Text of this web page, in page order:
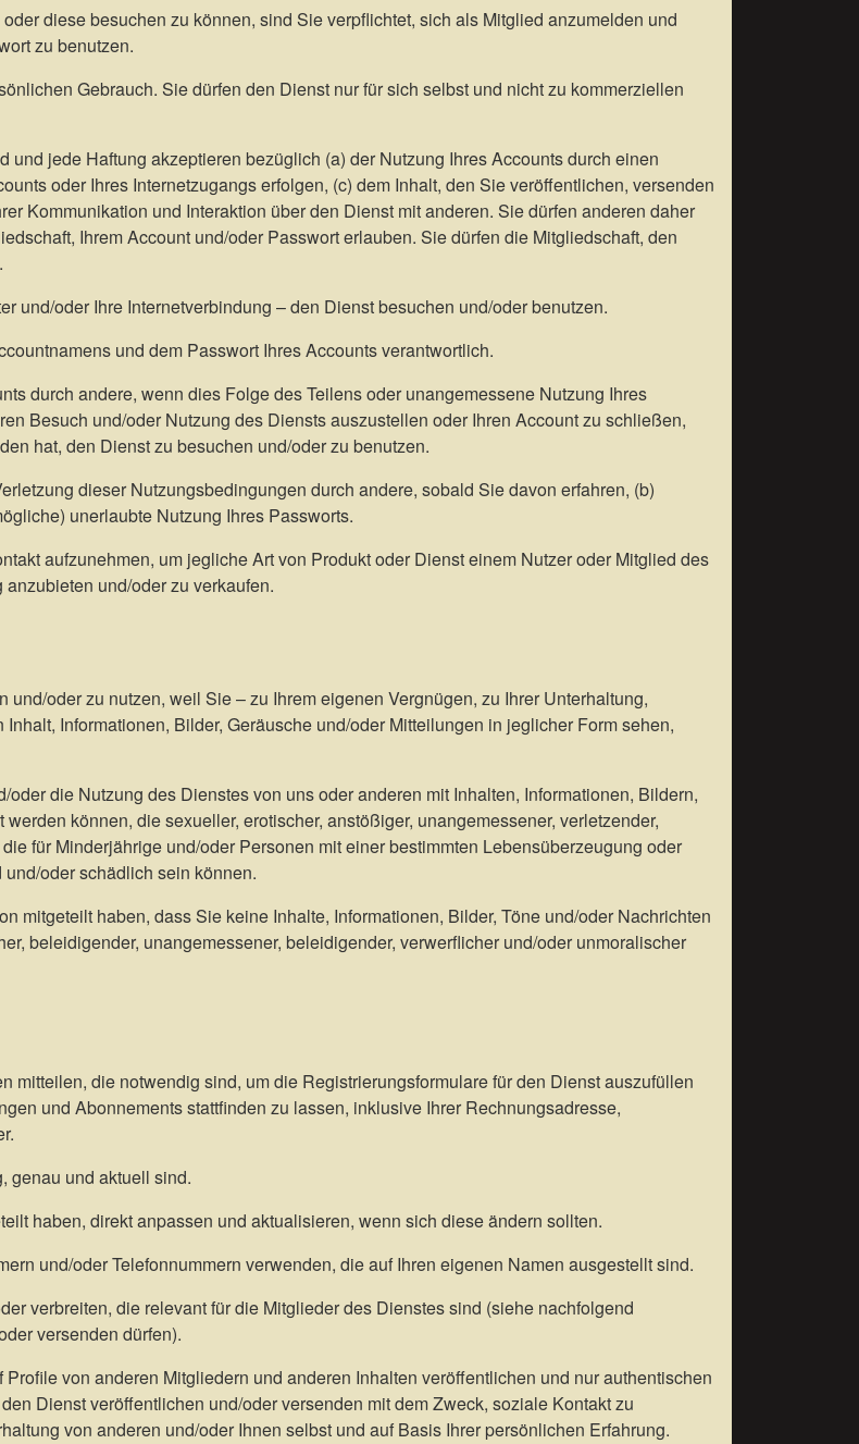
diese besuchen zu können, sind Sie verpflichtet, sich als Mitglied anzumelden und
zu benutzen.
Gebrauch. Sie dürfen den Dienst nur für sich selbst und nicht zu kommerziellen
jede Haftung akzeptieren bezüglich (a) der Nutzung Ihres Accounts durch einen
oder Ihres Internetzugangs erfolgen, (c) dem Inhalt, den Sie veröffentlichen, versenden
Kommunikation und Interaktion über den Dienst mit anderen. Sie dürfen anderen daher
Ihrem Account und/oder Passwort erlauben. Sie dürfen die Mitgliedschaft, den
und/oder Ihre Internetverbindung – den Dienst besuchen und/oder benutzen.
und dem Passwort Ihres Accounts verantwortlich.
durch andere, wenn dies Folge des Teilens oder unangemessene Nutzung Ihres
Besuch und/oder Nutzung des Diensts auszustellen oder Ihren Account zu schließen,
hat, den Dienst zu besuchen und/oder zu benutzen.
dieser Nutzungsbedingungen durch andere, sobald Sie davon erfahren, (b)
unerlaubte Nutzung Ihres Passworts.
aufzunehmen, um jegliche Art von Produkt oder Dienst einem Nutzer oder Mitglied des
und/oder zu verkaufen.
oder zu nutzen, weil Sie – zu Ihrem eigenen Vergnügen, zu Ihrer Unterhaltung,
Informationen, Bilder, Geräusche und/oder Mitteilungen in jeglicher Form sehen,
die Nutzung des Dienstes von uns oder anderen mit Inhalten, Informationen, Bildern,
können, die sexueller, erotischer, anstößiger, unangemessener, verletzender,
für Minderjährige und/oder Personen mit einer bestimmten Lebensüberzeugung oder
oder schädlich sein können.
mitgeteilt haben, dass Sie keine Inhalte, Informationen, Bilder, Töne und/oder Nachrichten
beleidigender, unangemessener, beleidigender, verwerflicher und/oder unmoralischer
mitteilen, die notwendig sind, um die Registrierungsformulare für den Dienst auszufüllen
und Abonnements stattfinden zu lassen, inklusive Ihrer Rechnungsadresse,
genau und aktuell sind.
haben, direkt anpassen und aktualisieren, wenn sich diese ändern sollten.
und/oder Telefonnummern verwenden, die auf Ihren eigenen Namen ausgestellt sind.
verbreiten, die relevant für die Mitglieder des Dienstes sind (siehe nachfolgend
versenden dürfen).
von anderen Mitgliedern und anderen Inhalten veröffentlichen und nur authentischen
Dienst veröffentlichen und/oder versenden mit dem Zweck, soziale Kontakt zu
von anderen und/oder Ihnen selbst und auf Basis Ihrer persönlichen Erfahrung.